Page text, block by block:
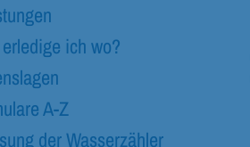
ich wo?
A-Z
der Wasserzähler